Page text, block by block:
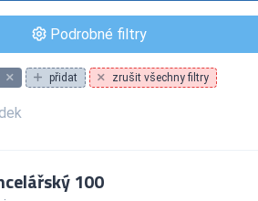
Podrobné filtry
přidat zrušit všechny filtry
100